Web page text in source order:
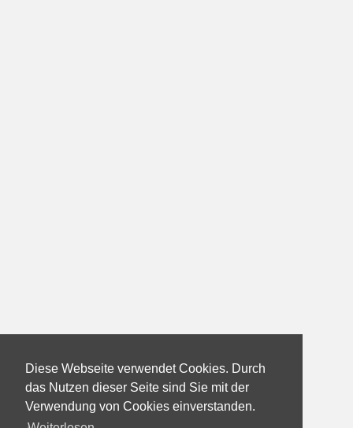
Diese Webseite verwendet Cookies. Durch
das Nutzen dieser Seite sind Sie mit der
Verwendung von Cookies einverstanden.